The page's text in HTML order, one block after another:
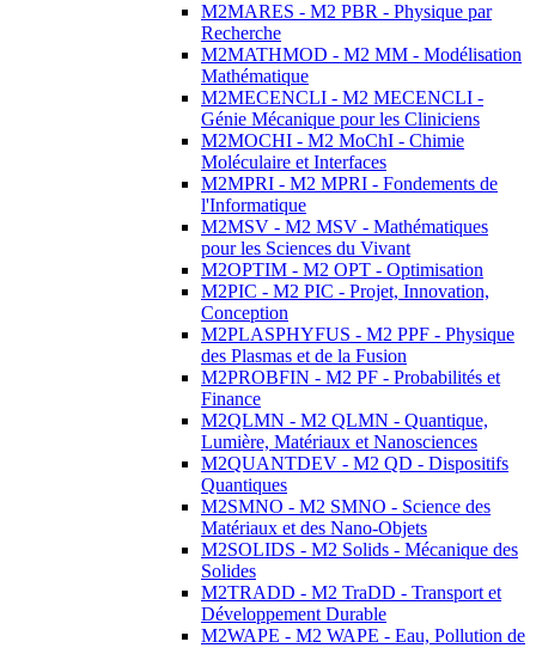
M2MARES - M2 PBR - Physique par
Recherche
M2MATHMOD - M2 MM - Modélisation
Mathématique
M2MECENCLI - M2 MECENCLI -
Génie Mécanique pour les Cliniciens
M2MOCHI - M2 MoChI - Chimie
Moléculaire et Interfaces
M2MPRI - M2 MPRI - Fondements de
l'Informatique
M2MSV - M2 MSV - Mathématiques
pour les Sciences du Vivant
M2OPTIM - M2 OPT - Optimisation
M2PIC - M2 PIC - Projet, Innovation,
Conception
M2PLASPHYFUS - M2 PPF - Physique
des Plasmas et de la Fusion
M2PROBFIN - M2 PF - Probabilités et
Finance
M2QLMN - M2 QLMN - Quantique,
Lumière, Matériaux et Nanosciences
M2QUANTDEV - M2 QD - Dispositifs
Quantiques
M2SMNO - M2 SMNO - Science des
Matériaux et des Nano-Objets
M2SOLIDS - M2 Solids - Mécanique des
Solides
M2TRADD - M2 TraDD - Transport et
Développement Durable
M2WAPE - M2 WAPE - Eau, Pollution de